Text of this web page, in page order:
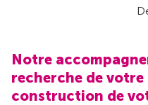
Notre
recherche de
construction de